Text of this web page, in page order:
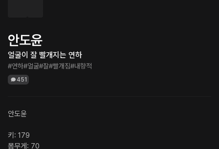
안도윤
얼굴이 잘 빨개지는 연하
#연하#얼굴#잘#빨개짐#내향적
451
안도윤
키: 179
몸무게: 70